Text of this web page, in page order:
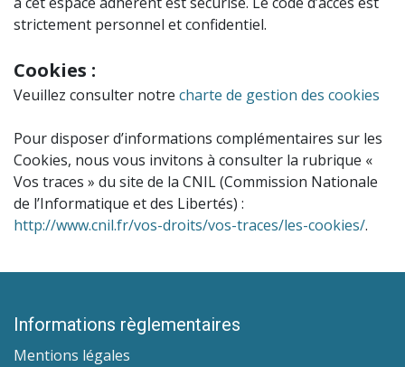
strictement personnel et confidentiel.
Cookies :
Veuillez consulter notre charte de gestion des cookies
Pour disposer d’informations complémentaires sur les
Cookies, nous vous invitons à consulter la rubrique «
Vos traces » du site de la CNIL (Commission Nationale
de l’Informatique et des Libertés) :
http://www.cnil.fr/vos-droits/vos-traces/les-cookies/.
Informations règlementaires
Mentions légales